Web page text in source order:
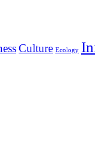
Culture Ecology